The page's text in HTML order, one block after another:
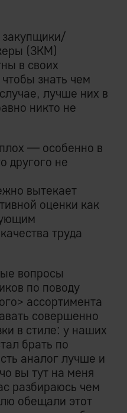
(ЗКМ)
в своих
знать чем
лучше них в
никто не
— особенно в
другого не
вытекает
оценки как
труда
вопросы
по поводу
ассортимента
совершенно
в стиле: у наших
брать по
аналог лучше и
вы тут на меня
разбираюсь чем
обещали этот